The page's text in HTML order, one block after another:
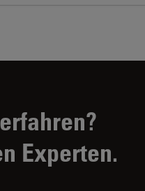
Experten.